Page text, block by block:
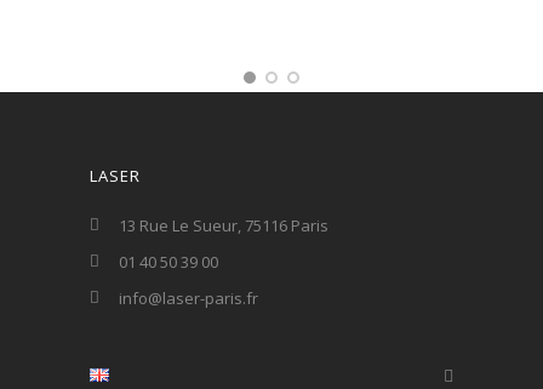
LASER
13 Rue Le Sueur, 75116 Paris
01 40 50 39 00
info@laser-paris.fr